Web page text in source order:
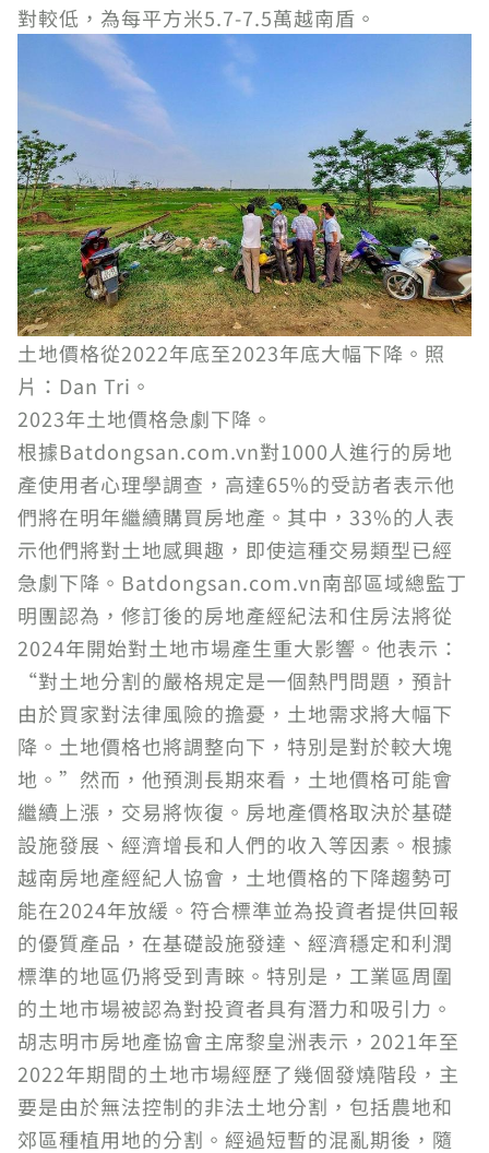
對較低，為每平方米5.7-7.5萬越南盾。
土地價格從2022年底至2023年底大幅下降。照
片：Dan Tri。
2023年土地價格急劇下降。
根據Batdongsan.com.vn對1000人進行的房地
產使用者心理學調查，高達65%的受訪者表示他
們將在明年繼續購買房地產。其中，33%的人表
示他們將對土地感興趣，即使這種交易類型已經
急劇下降。Batdongsan.com.vn南部區域總監丁
明團認為，修訂後的房地產經紀法和住房法將從
2024年開始對土地市場產生重大影響。他表示：
“對土地分割的嚴格規定是一個熱門問題，預計
由於買家對法律風險的擔憂，土地需求將大幅下
降。土地價格也將調整向下，特別是對於較大塊
地。”然而，他預測長期來看，土地價格可能會
繼續上漲，交易將恢復。房地產價格取決於基礎
設施發展、經濟增長和人們的收入等因素。根據
越南房地產經紀人協會，土地價格的下降趨勢可
能在2024年放緩。符合標準並為投資者提供回報
的優質產品，在基礎設施發達、經濟穩定和利潤
標準的地區仍將受到青睞。特別是，工業區周圍
的土地市場被認為對投資者具有潛力和吸引力。
胡志明市房地產協會主席黎皇洲表示，2021年至
2022年期間的土地市場經歷了幾個發燒階段，主
要是由於無法控制的非法土地分割，包括農地和
郊區種植用地的分割。經過短暫的混亂期後，隨